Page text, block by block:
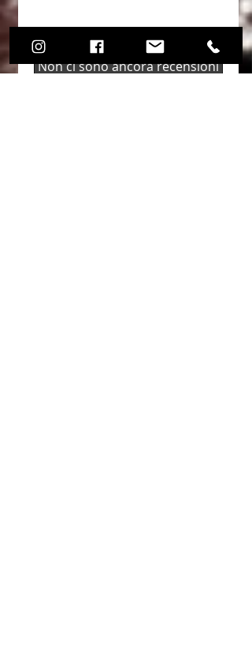
Non ci sono ancora recensioni
Dicci cosa ne pensi. Lascia una